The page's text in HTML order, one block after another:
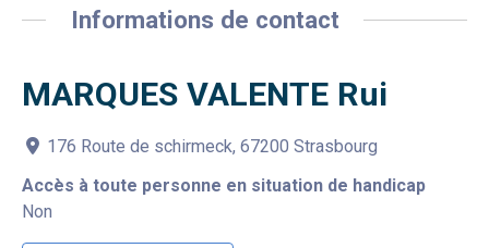
Informations de contact
MARQUES VALENTE Rui
176 Route de schirmeck, 67200 Strasbourg
Accès à toute personne en situation de handicap
Non